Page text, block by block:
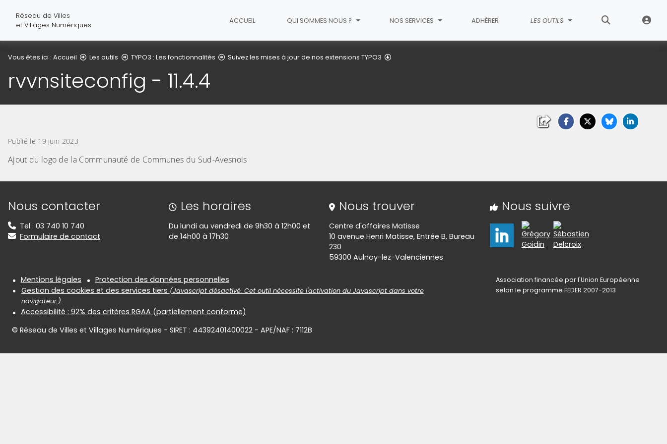
Réseau de Villes
et Villages Numériques
ACCUEIL QUI SOMMES NOUS ? NOS SERVICES ADHÉRER LES OUTILS
Vous êtes ici : Accueil Les outils TYPO3 : Les fonctionnalités Suivez les mises à jour de nos extensions TYPO3
rvvnsiteconfig - 11.4.4
Publié le 19 juin 2023
Ajout du logo de la Communauté de Communes du Sud-Avesnois
Informations de contact
Nous contacter
Tel : 03 740 10 740
Formulaire de contact
Les horaires
Du lundi au vendredi de 9h30 à 12h00 et
de 14h00 à 17h30
Nous trouver
Centre d'affaires Matisse
10 avenue Henri Matisse, Entrée B, Bureau
230
59300 Aulnoy-lez-Valenciennes
Nous suivre
Informations réglementaires
Mentions légales
Protection des données personnelles
Gestion des cookies et des services tiers (Javascript désactivé. Cet outil nécessite l'activation du Javascript dans votre
navigateur.)
Accessibilité : 92% des critères RGAA (partiellement conforme)
© Réseau de Villes et Villages Numériques - SIRET : 44392401400022 - APE/NAF : 7112B
Association financée par l'Union Européenne
selon le programme FEDER 2007-2013